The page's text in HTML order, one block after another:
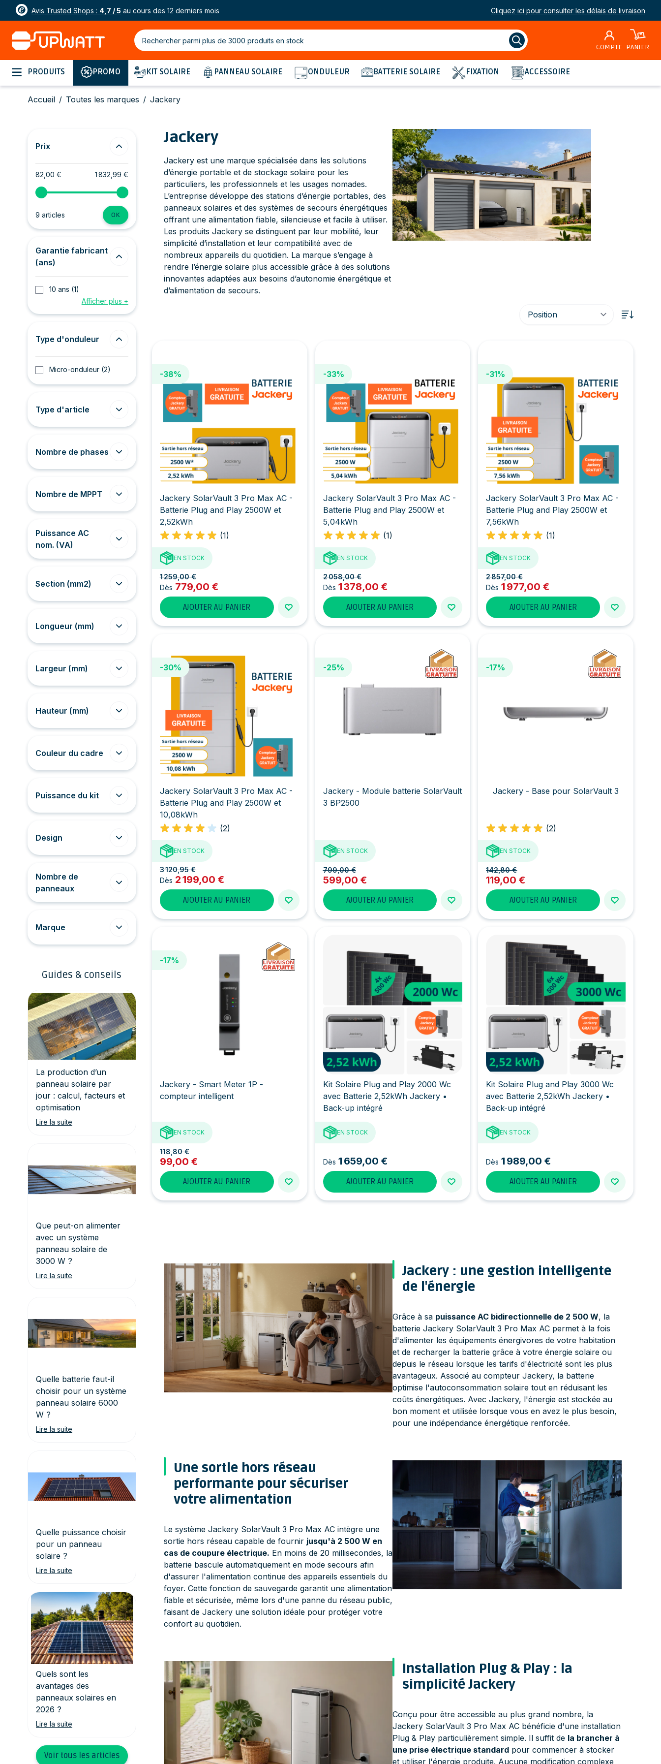
Avis Trusted Shops : 4,7 / 5 au cours des 12 derniers mois Cliquez ici pour consulter les délais de livraison
Rechercher parmi plus de 3000 produits en stock
COMPTE PANIER
Allez au contenu
PRODUITS PROMO KIT SOLAIRE PANNEAU SOLAIRE ONDULEUR BATTERIE SOLAIRE FIXATION ACCESSOIRE
Accueil / Toutes les marques / Jackery
Prix
82,00 € 1 832,99 €
9 articles OK
Garantie fabricant
(ans)
10 ans (1)
Afficher plus +
Type d'onduleur
Micro-onduleur (2)
Type d'article
Nombre de phases
Nombre de MPPT
Puissance AC
nom. (VA)
Section (mm2)
Longueur (mm)
Largeur (mm)
Hauteur (mm)
Couleur du cadre
Puissance du kit
Design
Nombre de
panneaux
Marque
Jackery
Jackery est une marque spécialisée dans les solutions
d’énergie portable et de stockage solaire pour les
particuliers, les professionnels et les usages nomades.
L’entreprise développe des stations d’énergie portables, des
panneaux solaires et des systèmes de secours énergétiques
offrant une alimentation fiable, silencieuse et facile à utiliser.
Les produits Jackery se distinguent par leur mobilité, leur
simplicité d’installation et leur compatibilité avec de
nombreux appareils du quotidien. La marque s’engage à
rendre l’énergie solaire plus accessible grâce à des solutions
innovantes adaptées aux besoins d’autonomie énergétique et
d’alimentation de secours.
Trier
-38%
Jackery SolarVault 3 Pro Max AC -
Batterie Plug and Play 2500W et
2,52kWh
(1)
EN STOCK
1 259,00 €
Dès 779,00 €
AJOUTER AU PANIER
-33%
Jackery SolarVault 3 Pro Max AC -
Batterie Plug and Play 2500W et
5,04kWh
(1)
EN STOCK
2 058,00 €
Dès 1 378,00 €
AJOUTER AU PANIER
-31%
Jackery SolarVault 3 Pro Max AC -
Batterie Plug and Play 2500W et
7,56kWh
(1)
EN STOCK
2 857,00 €
Dès 1 977,00 €
AJOUTER AU PANIER
-30%
Jackery SolarVault 3 Pro Max AC -
Batterie Plug and Play 2500W et
10,08kWh
(2)
EN STOCK
3 120,95 €
Dès 2 199,00 €
AJOUTER AU PANIER
-25%
Jackery - Module batterie SolarVault
3 BP2500
EN STOCK
799,00 €
599,00 €
AJOUTER AU PANIER
-17%
Jackery - Base pour SolarVault 3
(2)
EN STOCK
142,80 €
119,00 €
AJOUTER AU PANIER
-17%
Jackery - Smart Meter 1P -
compteur intelligent
EN STOCK
118,80 €
99,00 €
AJOUTER AU PANIER
Kit Solaire Plug and Play 2000 Wc
avec Batterie 2,52kWh Jackery •
Back-up intégré
EN STOCK
Dès 1 659,00 €
AJOUTER AU PANIER
Kit Solaire Plug and Play 3000 Wc
avec Batterie 2,52kWh Jackery •
Back-up intégré
EN STOCK
Dès 1 989,00 €
AJOUTER AU PANIER
Jackery : une gestion intelligente
de l'énergie
Grâce à sa puissance AC bidirectionnelle de 2 500 W, la
batterie Jackery SolarVault 3 Pro Max AC permet à la fois
d'alimenter les équipements énergivores de votre habitation
et de recharger la batterie grâce à votre énergie solaire ou
depuis le réseau lorsque les tarifs d'électricité sont les plus
avantageux. Associé au compteur Jackery, la batterie
optimise l'autoconsommation solaire tout en réduisant les
coûts énergétiques. Avec Jackery, l'énergie est stockée au
bon moment et utilisée lorsque vous en avez le plus besoin,
pour une indépendance énergétique renforcée.
Une sortie hors réseau
performante pour sécuriser
votre alimentation
Le système Jackery SolarVault 3 Pro Max AC intègre une
sortie hors réseau capable de fournir jusqu'à 2 500 W en
cas de coupure électrique. En moins de 20 millisecondes, la
batterie bascule automatiquement en mode secours afin
d'assurer l'alimentation continue des appareils essentiels du
foyer. Cette fonction de sauvegarde garantit une alimentation
fiable et sécurisée, même lors d'une panne du réseau public,
faisant de Jackery une solution idéale pour protéger votre
confort au quotidien.
Installation Plug & Play : la
simplicité Jackery
Conçu pour être accessible au plus grand nombre, la
Jackery SolarVault 3 Pro Max AC bénéficie d'une installation
Plug & Play particulièrement simple. Il suffit de la brancher à
une prise électrique standard pour commencer à stocker
et utiliser l'énergie produite. Aucune modification complexe
Guides & conseils
La production d’un
panneau solaire par
jour : calcul, facteurs et
optimisation
Lire la suite
Que peut-on alimenter
avec un système
panneau solaire de
3000 W ?
Lire la suite
Quelle batterie faut-il
choisir pour un système
panneau solaire 6000
W ?
Lire la suite
Quelle puissance choisir
pour un panneau
solaire ?
Lire la suite
Quels sont les
avantages des
panneaux solaires en
2026 ?
Lire la suite
Voir tous les articles